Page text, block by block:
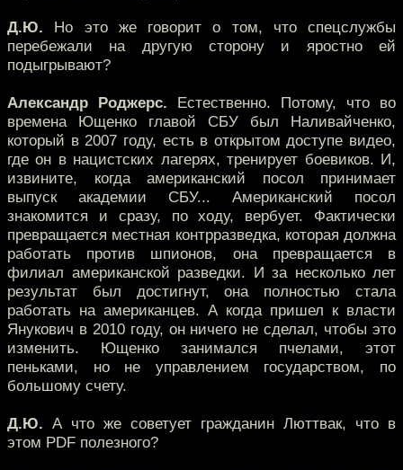
Д.Ю. Но это же говорит о том, что спецслужбы
перебежали на другую сторону и яростно ей
подыгрывают?
Александр Роджерс. Естественно. Потому, что во
времена Ющенко главой СБУ был Наливайченко,
который в 2007 году, есть в открытом доступе видео,
где он в нацистских лагерях, тренирует боевиков. И,
извините, когда американский посол принимает
выпуск академии СБУ... Американский посол
знакомится и сразу, по ходу, вербует. Фактически
превращается местная контрразведка, которая должна
работать против шпионов, она превращается в
филиал американской разведки. И за несколько лет
результат был достигнут, она полностью стала
работать на американцев. А когда пришел к власти
Янукович в 2010 году, он ничего не сделал, чтобы это
изменить. Ющенко занимался пчелами, этот
пеньками, но не управлением государством, по
большому счету.
Д.Ю. А что же советует гражданин Люттвак, что в
этом PDF полезного?